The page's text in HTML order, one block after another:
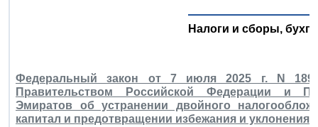
Налоги и сборы,
Федеральный закон от 7 июля 2025 г. N
Правительством Российской Федерации и
Эмиратов об устранении двойного
капитал и предотвращении избежания и уклонения